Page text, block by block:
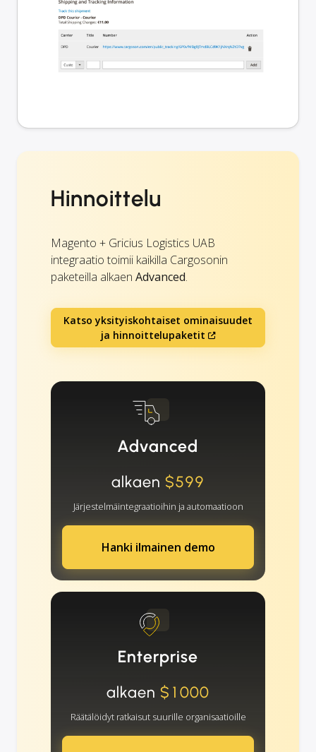
Hinnoittelu
Magento + Gricius Logistics UAB
integraatio toimii kaikilla Cargosonin
paketeilla alkaen Advanced.
Katso yksityiskohtaiset ominaisuudet
ja hinnoittelupaketit
Advanced
alkaen $599
Järjestelmäintegraatioihin ja automaatioon
Hanki ilmainen demo
Enterprise
alkaen $1000
Räätälöidyt ratkaisut suurille organisaatioille